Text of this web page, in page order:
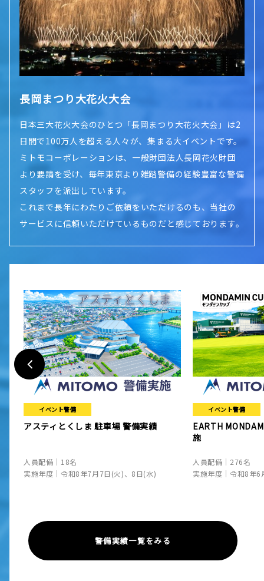
長岡まつり大花火大会
日本三大花火大会のひとつ「長岡まつり大花火大会」は2
日間で100万人を超える人々が、集まる大イベントです。
ミトモコーポレーションは、一般財団法人長岡花火財団
より要請を受け、毎年東京より雑踏警備の経験豊富な警備
スタッフを派出しています。
これまで長年にわたりご依頼をいただけるのも、当社の
サービスに信頼いただけているものだと感じております。
イベント警備
アスティとくしま 駐車場 警備実績
人員配備｜18名
実施年度｜令和8年7月7日(火)、8日(水)
イベント警備
EARTH
施
人員配備｜276名
実施年度｜令和8年
警備実績一覧をみる